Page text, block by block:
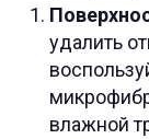
удалить
влажной